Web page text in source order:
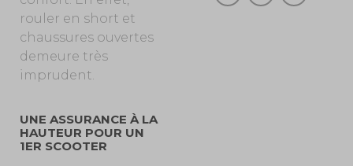
rouler en short et
chaussures ouvertes
demeure très
imprudent.
UNE ASSURANCE À LA
HAUTEUR POUR UN
1ER SCOOTER